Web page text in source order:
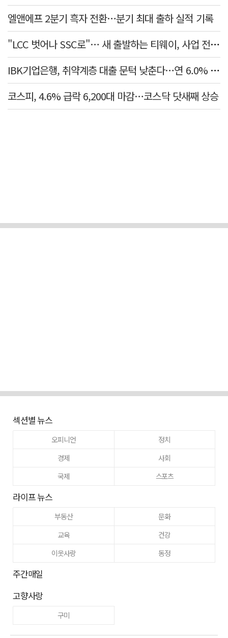
엘앤에프 2분기 흑자 전환…분기 최대 출하 실적 기록
"LCC 벗어나 SSC로"… 새 출발하는 티웨이, 사업 전략 발표
IBK기업은행, 취약계층 대출 문턱 낮춘다…연 6.0% 'i-ONE 햇살론 특례보증' 비대면 출시
코스피, 4.6% 급락 6,200대 마감…코스닥 닷새째 상승
섹션별 뉴스
오피니언
정치
경제
사회
국제
스포츠
라이프 뉴스
부동산
문화
교육
건강
이웃사랑
동정
주간매일
고향사랑
구미